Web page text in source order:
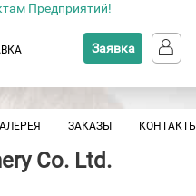
Предприятий!
Заявка
ЗАКАЗЫ КОНТАКТЫ
Co. Ltd.